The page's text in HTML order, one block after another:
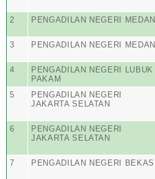
2 PENGADILAN NEGERI MEDAN
3 PENGADILAN NEGERI MEDAN
4
PENGADILAN NEGERI LUBUK
PAKAM
5
PENGADILAN NEGERI
JAKARTA SELATAN
6
PENGADILAN NEGERI
JAKARTA SELATAN
7 PENGADILAN NEGERI BEKASI